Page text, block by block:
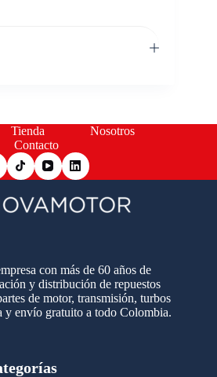
Tienda
Nosotros
Contacto
con más de 60 años de
y distribución de repuestos
de motor, transmisión, turbos
y envío gratuito a todo Colombia.